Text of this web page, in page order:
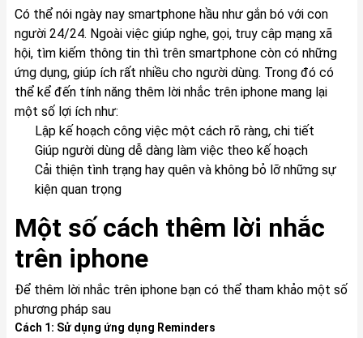
Có thể nói ngày nay smartphone hầu như gắn bó với con
người 24/24. Ngoài việc giúp nghe, gọi, truy cập mạng xã
hội, tìm kiếm thông tin thì trên smartphone còn có những
ứng dụng, giúp ích rất nhiều cho người dùng. Trong đó có
thể kể đến tính năng thêm lời nhắc trên iphone mang lại
một số lợi ích như:
Lập kế hoạch công việc một cách rõ ràng, chi tiết
Giúp người dùng dễ dàng làm việc theo kế hoạch
Cải thiện tình trạng hay quên và không bỏ lỡ những sự
kiện quan trọng
Một số cách thêm lời nhắc
trên iphone
Để thêm lời nhắc trên iphone bạn có thể tham khảo một số
phương pháp sau
Cách 1: Sử dụng ứng dụng Reminders